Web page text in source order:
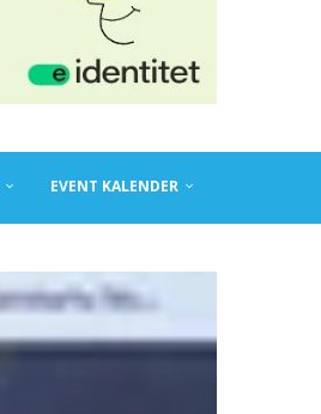
EVENT KALENDER